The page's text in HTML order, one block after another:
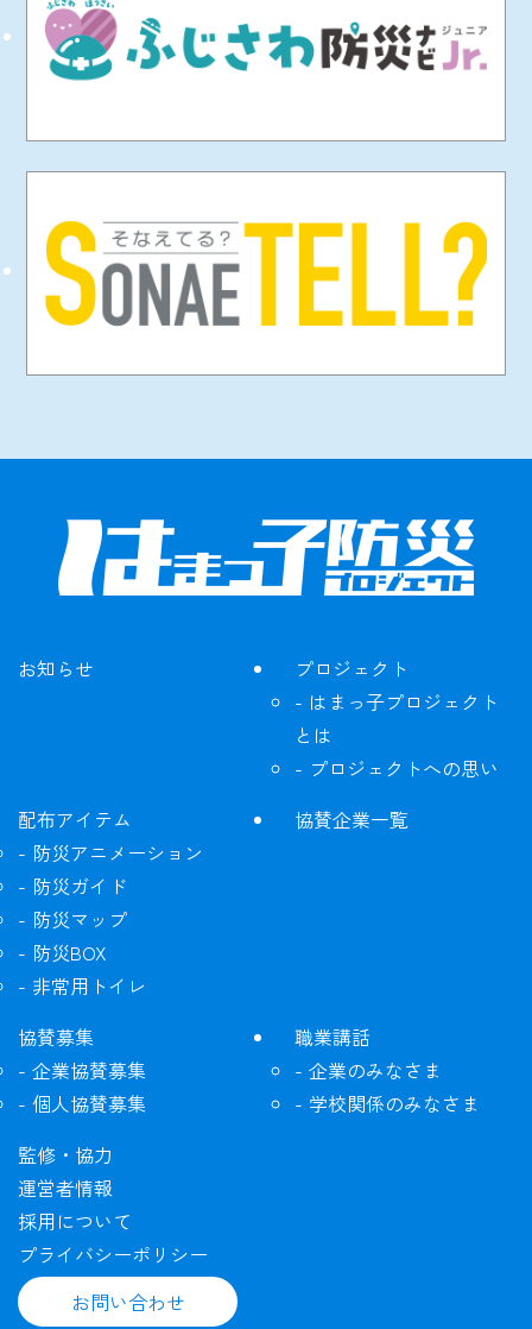
お知らせ
プロジェクト
はまっ子プロジェクト
とは
プロジェクトへの思い
配布アイテム
防災アニメーション
防災ガイド
防災マップ
防災BOX
非常用トイレ
協賛企業一覧
協賛募集
企業協賛募集
個人協賛募集
職業講話
企業のみなさま
学校関係のみなさま
監修・協力
運営者情報
採用について
プライバシーポリシー
お問い合わせ